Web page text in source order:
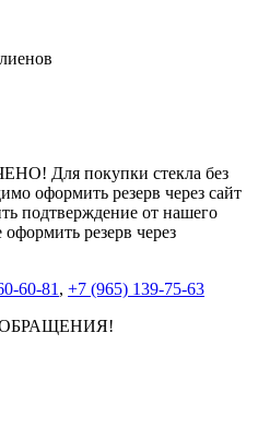
Для покупки стекла без
оформить резерв через сайт
подтверждение от нашего
резерв через
60-81 , +7 (965) 139-75-63